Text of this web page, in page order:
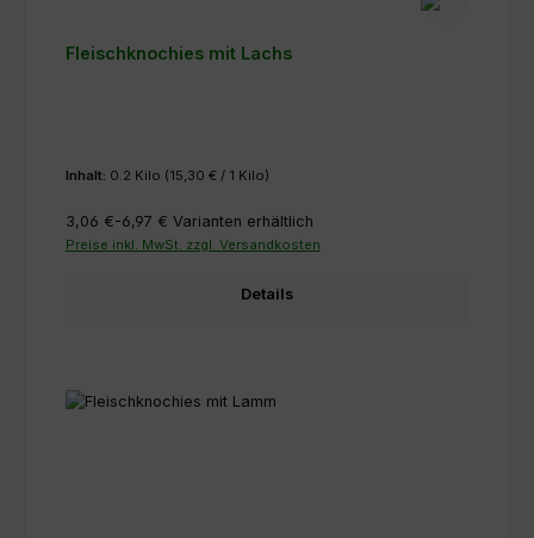
Fleischknochies mit Lachs
Inhalt: 0.2 Kilo (15,30 € / 1 Kilo)
3,06 €-6,97 € Varianten erhältlich
Preise inkl. MwSt. zzgl. Versandkosten
Details